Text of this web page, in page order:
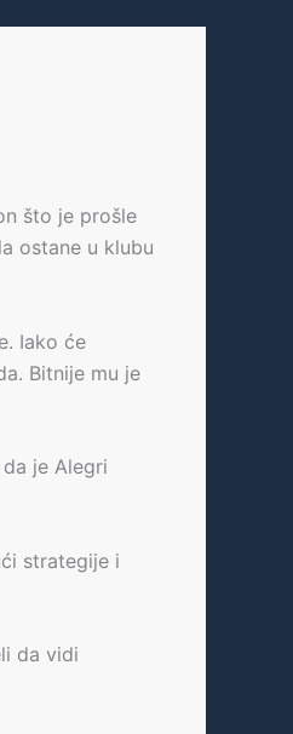
što je prošle
ostane u klubu
Iako će
Bitnije mu je
je Alegri
strategije i
da vidi